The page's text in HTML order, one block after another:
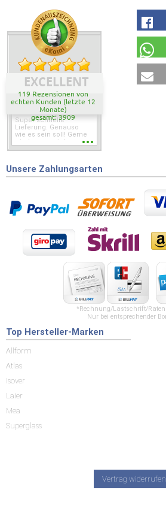
EXCELLENT
119 Rezensionen von
echten Kunden (letzte 12
Monate)
gesamt: 3909
Super schnelle
Lieferung. Genauso
wie es sein soll! Gerne
wieder wenn ich was
Unsere Zahlungsarten
*Rechnung/Lastschrift/
Nur bei entsprechender
Top Hersteller-Marken
Allform
Atlas
Isover
Laier
Mea
Superglass
Vertrag widerrufen